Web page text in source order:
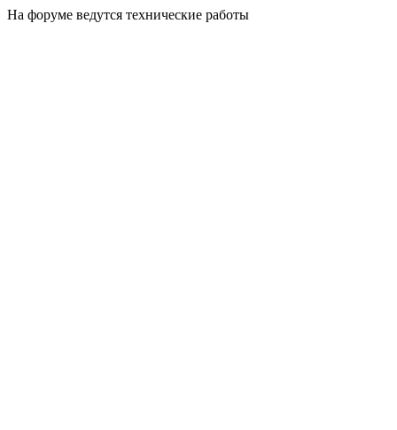
На форуме ведутся технические работы